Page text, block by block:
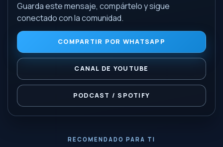
Guarda este mensaje, compártelo y sigue
conectado con la comunidad.
COMPARTIR POR WHATSAPP
CANAL DE YOUTUBE
PODCAST / SPOTIFY
RECOMENDADO PARA TI